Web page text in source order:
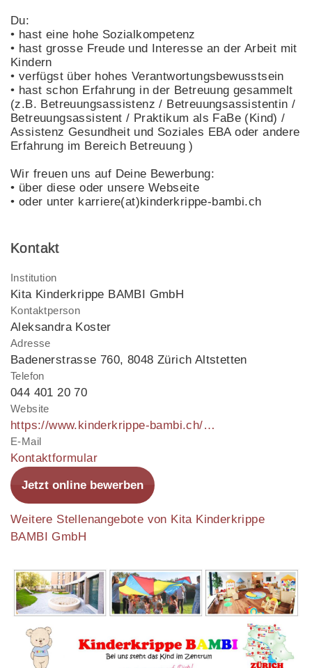
Du:
• hast eine hohe Sozialkompetenz
• hast grosse Freude und Interesse an der Arbeit mit
Kindern
• verfügst über hohes Verantwortungsbewusstsein
• hast schon Erfahrung in der Betreuung gesammelt
(z.B. Betreuungsassistenz / Betreuungsassistentin /
Betreuungsassistent / Praktikum als FaBe (Kind) /
Assistenz Gesundheit und Soziales EBA oder andere
Erfahrung im Bereich Betreuung )
Wir freuen uns auf Deine Bewerbung:
• über diese oder unsere Webseite
• oder unter karriere(at)kinderkrippe-bambi.ch
Kontakt
Institution
Kita Kinderkrippe BAMBI GmbH
Kontaktperson
Aleksandra Koster
Adresse
Badenerstrasse 760,8048 Zürich Altstetten
Telefon
044 401 20 70
Website
https://www.kinderkrippe-bambi.ch/de/
E-Mail
Kontaktformular
Jetzt online bewerben
Weitere Stellenangebote von Kita Kinderkrippe
BAMBI GmbH